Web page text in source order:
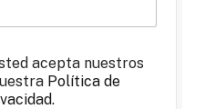
acepta nuestros
Política de
.